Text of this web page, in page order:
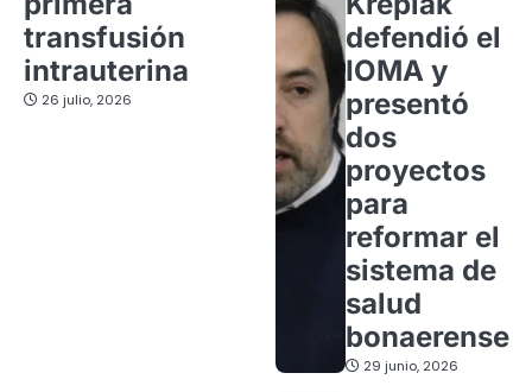
transfusión
intrauterina
26 julio, 2026
defendió el
IOMA y
presentó
dos
proyectos
para
reformar el
sistema de
salud
bonaerense
29 junio, 2026